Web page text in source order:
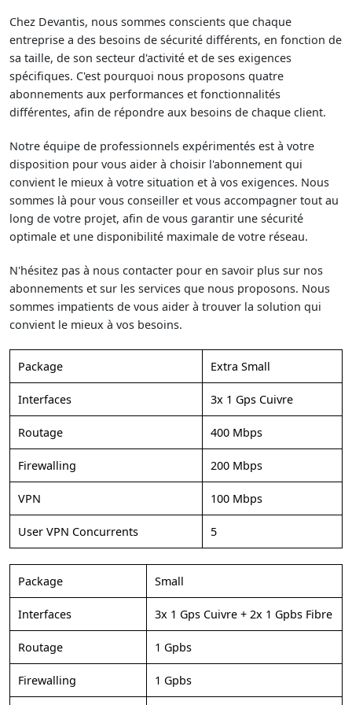
Chez Devantis, nous sommes conscients que chaque
entreprise a des besoins de sécurité différents, en fonction de
sa taille, de son secteur d'activité et de ses exigences
spécifiques. C'est pourquoi nous proposons quatre
abonnements aux performances et fonctionnalités
différentes, afin de répondre aux besoins de chaque client.
Notre équipe de professionnels expérimentés est à votre
disposition pour vous aider à choisir l'abonnement qui
convient le mieux à votre situation et à vos exigences. Nous
sommes là pour vous conseiller et vous accompagner tout au
long de votre projet, afin de vous garantir une sécurité
optimale et une disponibilité maximale de votre réseau.
N'hésitez pas à nous contacter pour en savoir plus sur nos
abonnements et sur les services que nous proposons. Nous
sommes impatients de vous aider à trouver la solution qui
convient le mieux à vos besoins.
Package Extra Small
Interfaces 3x 1 Gps Cuivre
Routage 400 Mbps
Firewalling 200 Mbps
VPN 100 Mbps
User VPN Concurrents 5
Package Small
Interfaces 3x 1 Gps Cuivre + 2x 1 Gpbs Fibre
Routage 1 Gpbs
Firewalling 1 Gpbs